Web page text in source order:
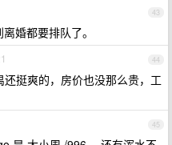
43
婚都要排队了。
44
挺爽的，房价也没那么贵，工
45